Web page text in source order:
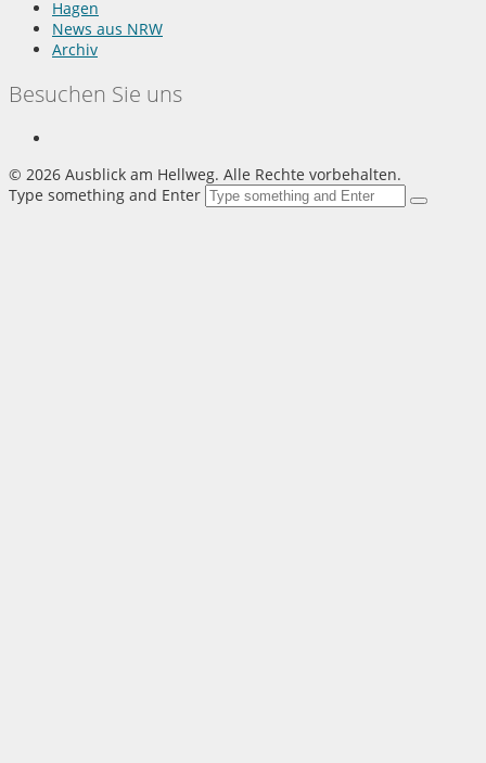
Hagen
News aus NRW
Archiv
Besuchen Sie uns
© 2026 Ausblick am Hellweg. Alle Rechte vorbehalten.
Type something and Enter